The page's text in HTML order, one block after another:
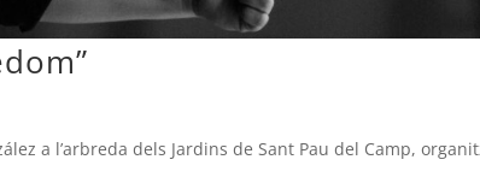
a l’arbreda dels Jardins de Sant Pau del Camp,